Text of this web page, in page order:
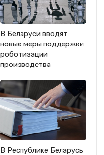
В Беларуси вводят
новые меры поддержки
роботизации
производства
В Республике Беларусь